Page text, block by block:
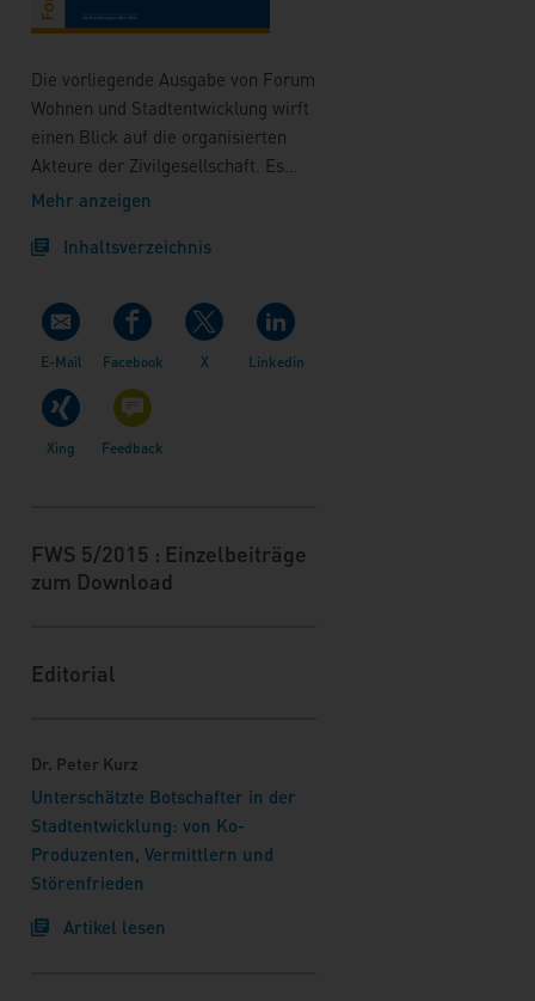
Die vorliegende Ausgabe von Forum
Wohnen und Stadtentwicklung wirft
einen Blick auf die organisierten
Akteure der Zivilgesellschaft. Es
handelt sich bei der Gruppe der
all jener, die zwischen Staat und
tätig sind oder eine mittlerartige
faktische Funktion einnehmen.
Diese Stellvertreter und Sprecher
von organisierten Strukturen
steuern jedoch ordentlich mit in den
Meinungsbildungsprozessen und
genau gemeint? Und: Kann man die
Intermediären als
Prozesse einsetzen? Würden diese
etwa: Über welche Politikfeldnähe
verfügen sie? Welche Vernetzung
haben sie? Welche Reichweite
haben sie?
Mehr anzeigen
Inhaltsverzeichnis
FWS 5/2015 : Einzelbeiträge
zum Download
Editorial
Dr. Peter Kurz
Unterschätzte Botschafter in der
Stadtentwicklung: von Ko-
Produzenten, Vermittlern und
Störenfrieden
Artikel lesen